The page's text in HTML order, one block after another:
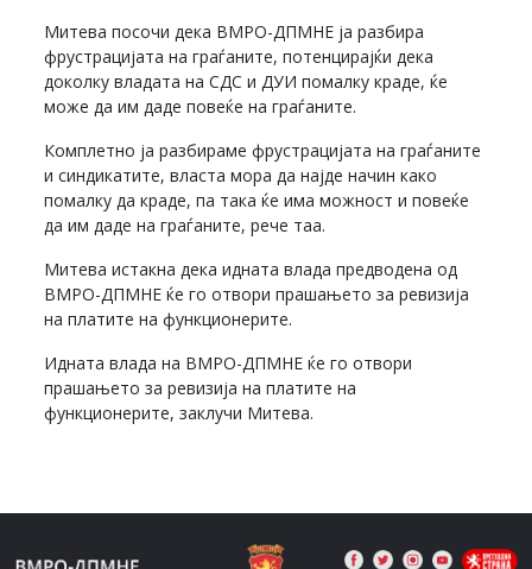
Митева посочи дека ВМРО-ДПМНЕ ја разбира
фрустрацијата на граѓаните, потенцирајќи дека
доколку владата на СДС и ДУИ помалку краде, ќе
може да им даде повеќе на граѓаните.
Комплетно ја разбираме фрустрацијата на граѓаните
и синдикатите, власта мора да најде начин како
помалку да краде, па така ќе има можност и повеќе
да им даде на граѓаните, рече таа.
Митева истакна дека идната влада предводена од
ВМРО-ДПМНЕ ќе го отвори прашањето за ревизија
на платите на функционерите.
Идната влада на ВМРО-ДПМНЕ ќе го отвори
прашањето за ревизија на платите на
функционерите, заклучи Митева.